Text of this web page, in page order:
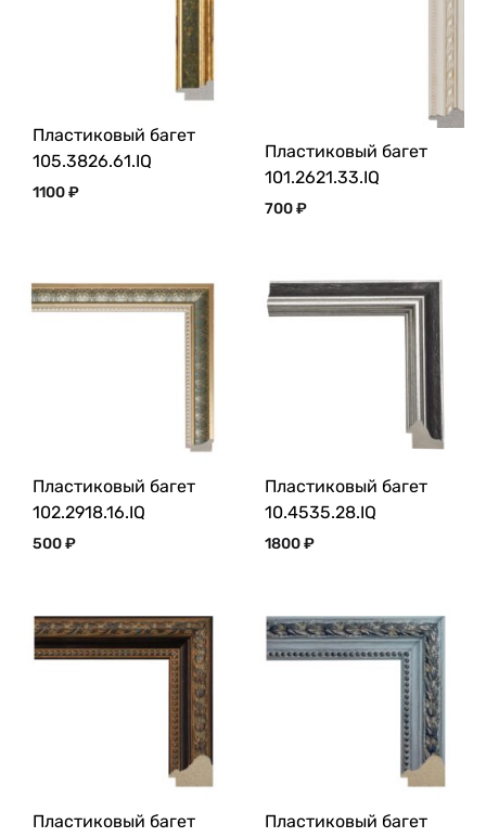
Пластиковый багет
105.3826.61.IQ
1100₽
Пластиковый багет
101.2621.33.IQ
700₽
Пластиковый багет
102.2918.16.IQ
500₽
Пластиковый багет
10.4535.28.IQ
1800₽
Пластиковый багет Пластиковый багет